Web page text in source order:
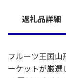
返礼品詳細
フルーツ王国山
ーケットが厳選